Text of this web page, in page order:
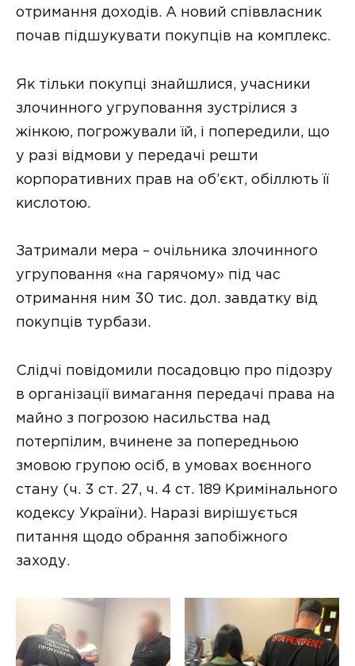
отримання доходів. А новий співвласник
почав підшукувати покупців на комплекс.
Як тільки покупці знайшлися, учасники
злочинного угруповання зустрілися з
жінкою, погрожували їй, і попередили, що
у разі відмови у передачі решти
корпоративних прав на об’єкт, обіллють її
кислотою.
Затримали мера – очільника злочинного
угруповання «на гарячому» під час
отримання ним 30 тис. дол. завдатку від
покупців турбази.
Слідчі повідомили посадовцю про підозру
в організації вимагання передачі права на
майно з погрозою насильства над
потерпілим, вчинене за попередньою
змовою групою осіб, в умовах воєнного
стану (ч. 3 ст. 27, ч. 4 ст. 189 Кримінального
кодексу України). Наразі вирішується
питання щодо обрання запобіжного
заходу.